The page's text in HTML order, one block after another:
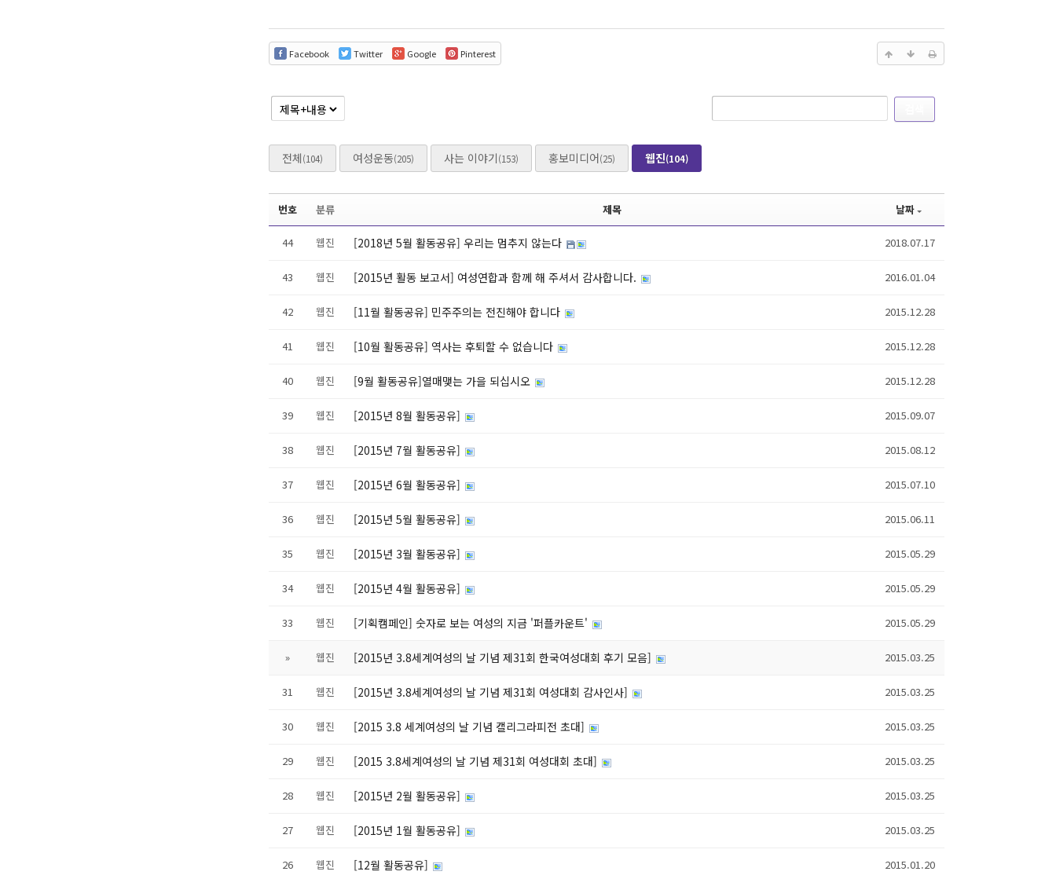
Facebook Twitter Google Pinterest
전체(104) 여성운동(205) 사는 이야기(153) 홍보미디어(25) 웹진(104)
번호 분류 제목 날짜
44 웹진 [2018년 5월 활동공유] 우리는 멈추지 않는다 2018.07.17
43 웹진 [2015년 활동 보고서] 여성연합과 함께 해 주셔서 감사합니다. 2016.01.04
42 웹진 [11월 활동공유] 민주주의는 전진해야 합니다 2015.12.28
41 웹진 [10월 활동공유] 역사는 후퇴할 수 없습니다 2015.12.28
40 웹진 [9월 활동공유]열매맺는 가을 되십시오 2015.12.28
39 웹진 [2015년 8월 활동공유] 2015.09.07
38 웹진 [2015년 7월 활동공유] 2015.08.12
37 웹진 [2015년 6월 활동공유] 2015.07.10
36 웹진 [2015년 5월 활동공유] 2015.06.11
35 웹진 [2015년 3월 활동공유] 2015.05.29
34 웹진 [2015년 4월 활동공유] 2015.05.29
33 웹진 [기획캠페인] 숫자로 보는 여성의 지금 '퍼플카운트' 2015.05.29
» 웹진 [2015년 3.8세계여성의 날 기념 제31회 한국여성대회 후기 모음] 2015.03.25
31 웹진 [2015년 3.8세계여성의 날 기념 제31회 여성대회 감사인사] 2015.03.25
30 웹진 [2015 3.8 세계여성의 날 기념 캘리그라피전 초대] 2015.03.25
29 웹진 [2015 3.8세계여성의 날 기념 제31회 여성대회 초대] 2015.03.25
28 웹진 [2015년 2월 활동공유] 2015.03.25
27 웹진 [2015년 1월 활동공유] 2015.03.25
26 웹진 [12월 활동공유] 2015.01.20